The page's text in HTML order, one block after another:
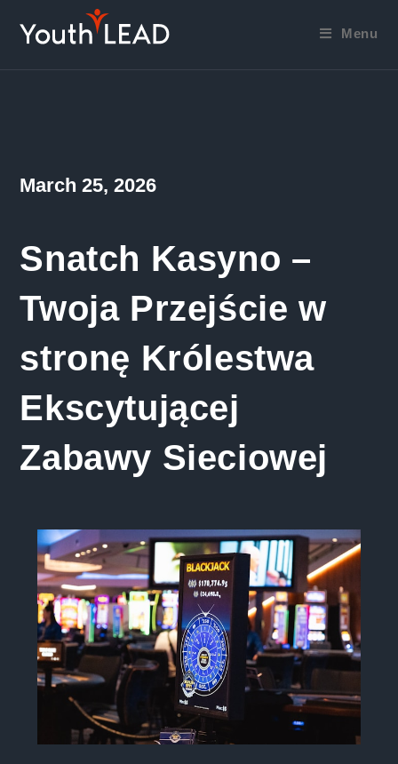
Menu
Post
March 25, 2026
Snatch Kasyno –
Twoja Przejście w
stronę Królestwa
Ekscytującej
Zabawy Sieciowej